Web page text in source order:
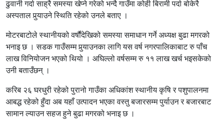
ढुवानी गर्दा साह्रै समस्या खेप्ने गरेको भन्दै गाउँमा कोही बिरामी पर्दा बोकेरै
अस्पताल पुर्‍याउने स्थिति रहेको उनले बताए ।
मोटरबाटोले स्थानीयको वर्षौंदेखिको समस्या समाधान गर्ने अध्यक्ष बुढा मगरको
भनाइ छ । सडक गाउँसम्म पुर्‍याउनका लागि यस वर्ष नगरपालिकाबाट रु पाँच
लाख विनियोजन भएको थियो । अघिल्लो वर्षसम्म रु ११ लाख खर्च भइसकेको
उनी बताउँछन् ।
करिब २६ घरधुरी रहेको पुरानो गाउँका अधिकांश स्थानीय कृषि र पशुपालनमा
आबद्ध रहेको हुँदा अब यहाँ उत्पादन भएका वस्तु बजारसम्म पुर्याउन र बजारबाट
सामान ल्याउन सहज हुने बुढा मगरको भनाइ छ ।